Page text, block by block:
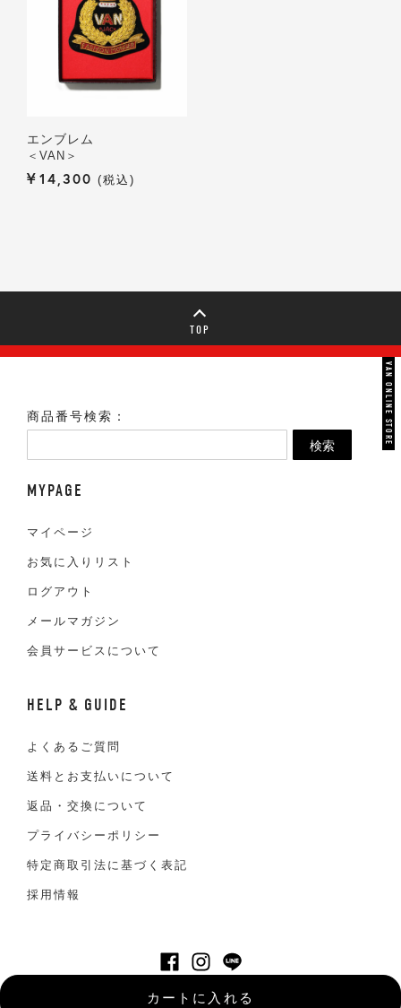
カートに入れる
エンブレム
＜VAN＞
¥ 14,300 税込
TOP
商品番号検索：
検索
MYPAGE
マイページ
お気に入りリスト
ログアウト
メールマガジン
会員サービスについて
HELP & GUIDE
よくあるご質問
送料とお支払いについて
返品・交換について
プライバシーポリシー
特定商取引法に基づく表記
採用情報
©VAN JACKET INC. All Right reserved
VAN ONLINE STORE